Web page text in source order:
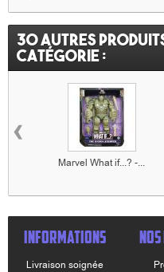
30 autres
catégorie :
Marvel What if...? -...
‹
INFORMATIONS
Livraison soignée